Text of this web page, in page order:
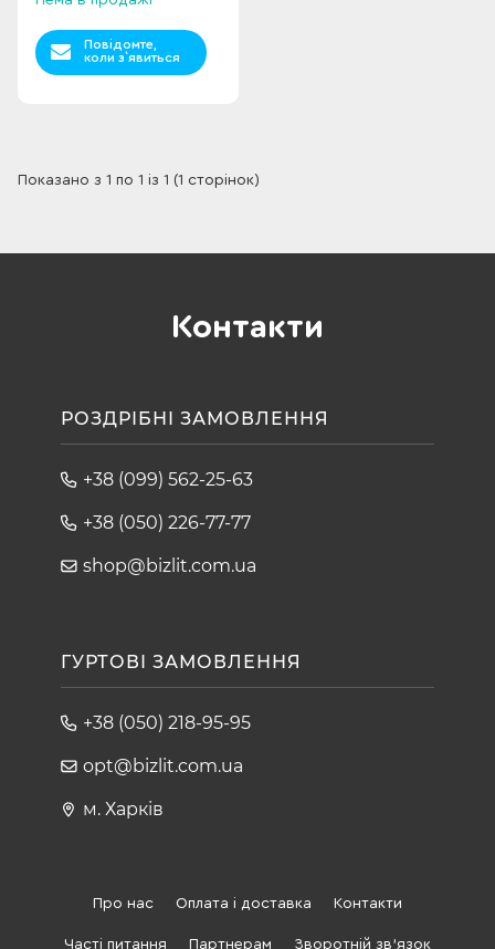
Повідомте,
коли з`явиться
Показано з 1 по 1 із 1 (1 сторінок)
Контакти
РОЗДРІБНІ ЗАМОВЛЕННЯ
+38 (099) 562-25-63
+38 (050) 226-77-77
shop@bizlit.com.ua
ГУРТОВІ ЗАМОВЛЕННЯ
+38 (050) 218-95-95
opt@bizlit.com.ua
м. Харків
Про нас Оплата і доставка Контакти
Часті питання Партнерам Зворотній зв'язок